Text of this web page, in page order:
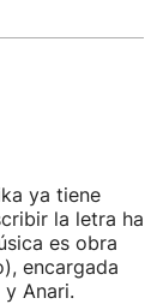
ya tiene
la letra ha
es obra
encargada
Anari.